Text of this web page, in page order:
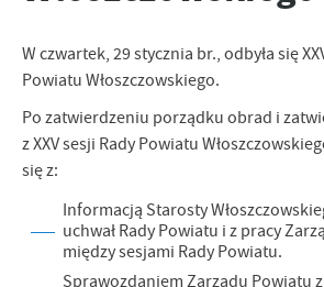
W czwartek, 29 stycznia br., odbyła się
Powiatu Włoszczowskiego.
Po zatwierdzeniu porządku obrad i
z XXV sesji Rady Powiatu
się z:
Informacją Starosty
uchwał Rady Powiatu i z pracy
między sesjami Rady Powiatu.
Sprawozdaniem Zarządu Powiatu
zapamiętanie wprowadzonych przez Ciebie
treści.
Dzięki tym plikom cookies możemy zapewnić
korzystania z funkcjonalności naszej strony
jej do Twoich indywidualnych preferencji.
funkcjonalne i personalizacyjne pliki cookies
dostępność większej ilości funkcji na stronie.
Analityczne
Analityczne pliki cookies pomagają nam
dostosowywać do Twoich potrzeb.
Cookies analityczne pozwalają na uzyskanie
wykorzystywania witryny internetowej,
Więcej